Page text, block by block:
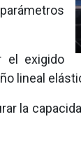
el exigido
lineal
la